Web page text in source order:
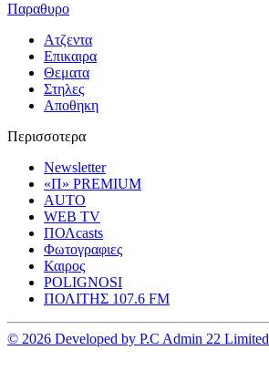
Παραθυρο
Ατζεντα
Επικαιρα
Θεματα
Στηλες
Αποθηκη
Περισσοτερα
Newsletter
«Π» PREMIUM
AUTO
WEB TV
ΠΟΛcasts
Φωτογραφιες
Καιρος
POLIGNOSI
ΠΟΛΙΤΗΣ 107.6 FM
© 2026 Developed by P.C Admin 22 Limited